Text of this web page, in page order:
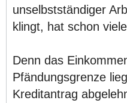
unselbstständiger
klingt, hat schon
Denn das
Pfändungsgrenze
Kreditantrag